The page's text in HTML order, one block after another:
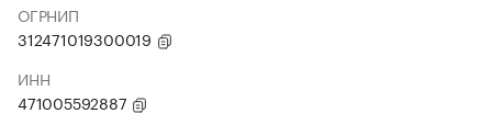
ОГРНИП
312471019300019
ИНН
471005592887